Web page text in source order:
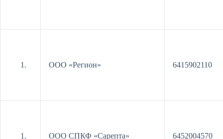
ООО «Регион» 6415902110
ООО СПКФ «Сарепта» 6452004570